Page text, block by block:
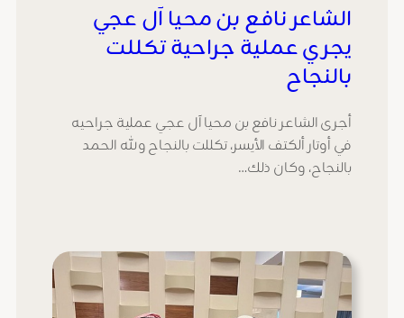
الشاعر نافع بن محيا آل عجي
يجري عملية جراحية تكللت
بالنجاح
أجرى الشاعر نافع بن محيا آل عجي عملية جراحيه
في أوتار ألكتف الأيسر، تكللت بالنجاح ولله الحمد
بالنجاح، وكان ذلك…